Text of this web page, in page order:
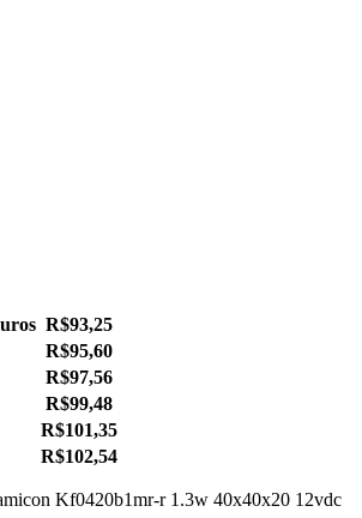
R$93,25
R$95,60
R$97,56
R$99,48
R$101,35
R$102,54
Kf0420b1mr-r 1.3w 40x40x20 12vdc